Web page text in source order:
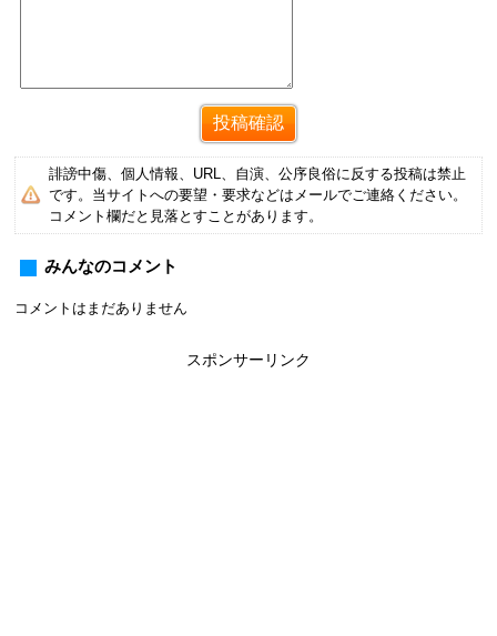
誹謗中傷、個人情報、URL、自演、公序良俗に反する投稿は禁止
です。当サイトへの要望・要求などはメールでご連絡ください。
コメント欄だと見落とすことがあります。
みんなのコメント
コメントはまだありません
スポンサーリンク